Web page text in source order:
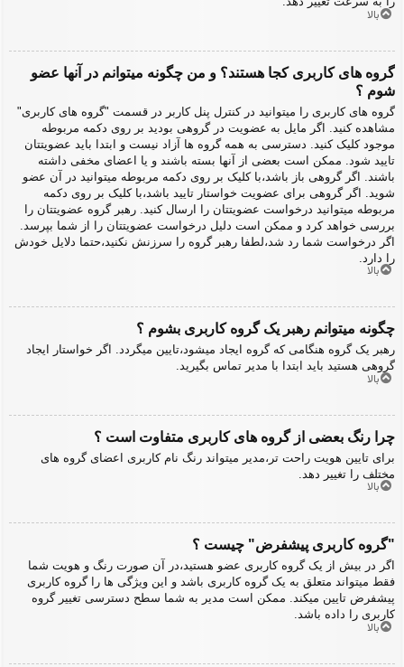
بالا
گروه های کاربری کجا هستند؟ و من چگونه میتوانم در آنها عضو
شوم ؟
گروه های کاربری را میتوانید در کنترل پنل کاربر در قسمت "گروه های کاربری"
مشاهده کنید. اگر مایل به عضویت در گروهی بودید بر روی دکمه مربوطه
موجود کلیک کنید. دسترسی به همه گروه ها آزاد نیست و ابتدا باید عضویتتان
تایید شود. ممکن است بعضی از آنها بسته باشند و یا اعضای مخفی داشته
باشند. اگر گروهی باز باشد،با کلیک بر روی دکمه مربوطه میتوانید در آن عضو
شوید. اگر گروهی برای عضویت خواستار تایید باشد،با کلیک بر روی دکمه
مربوطه میتوانید درخواست عضویتتان را ارسال کنید. رهبر گروه عضویتتان را
بررسی خواهد کرد و ممکن است دلیل درخواست عضویتتان را از شما بپرسد.
اگر درخواست شما رد شد،لطفا رهبر گروه را سرزنش نکنید،حتما دلایل خودش
را دارد.
بالا
چگونه میتوانم رهبر یک گروه کاربری بشوم ؟
رهبر یک گروه هنگامی که گروه ایجاد میشود،تایین میگردد. اگر خواستار ایجاد
گروهی هستید باید ابتدا با مدیر تماس بگیرید.
بالا
چرا رنگ بعضی از گروه های کاربری متفاوت است ؟
برای تایین هویت راحت تر،مدیر میتواند رنگ نام کاربری اعضای گروه های
مختلف را تغییر دهد.
بالا
"گروه کاربری پیشفرض" چیست ؟
اگر در بیش از یک گروه کاربری عضو هستید،در آن صورت رنگ و هویت شما
فقط میتواند متعلق به یک گروه کاربری باشد و این ویژگی ها را گروه کاربری
پیشفرض تایین میکند. ممکن است مدیر به شما سطح دسترسی تغییر گروه
کاربری را داده باشد.
بالا